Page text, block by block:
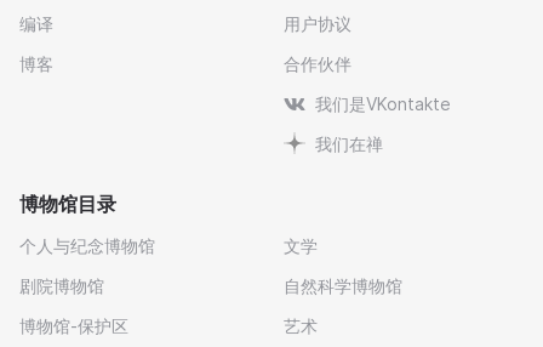
编译
博客
用户协议
合作伙伴
我们是VKontakte
我们在禅
博物馆目录
个人与纪念博物馆
剧院博物馆
博物馆-保护区
文学
自然科学博物馆
艺术